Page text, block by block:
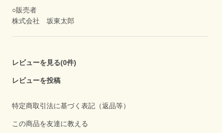
○販売者
株式会社 坂東太郎
レビューを見る(0件)
レビューを投稿
特定商取引法に基づく表記（返品等）
この商品を友達に教える